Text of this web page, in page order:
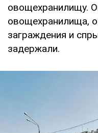
овощехранилищу.
овощехранилища,
заграждения и
задержали.